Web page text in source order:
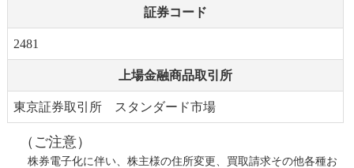
証券コード
2481
上場金融商品取引所
東京証券取引所 スタンダード市場
（ご注意）
株券電子化に伴い、株主様の住所変更、買取請求その他各種お